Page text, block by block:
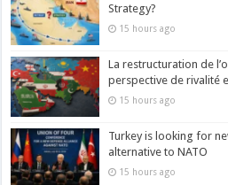
Strategy?
15 hours ago
La restructuration de
perspective de rivalité
15 hours ago
Turkey is looking for
alternative to NATO
15 hours ago